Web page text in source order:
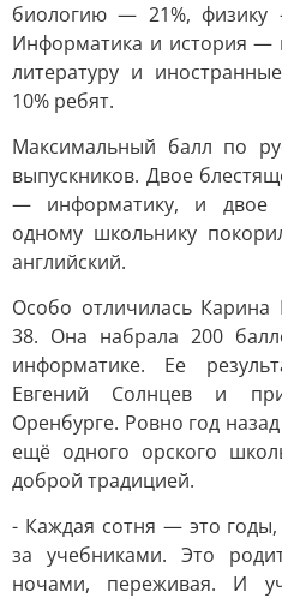
биологию — 21%,
Информатика и история —
литературу и
10% ребят.
Максимальный балл по
выпускников. Двое
— информатику, и двое
одному школьнику
английский.
Особо отличилась
38. Она набрала 200
информатике. Ее
Евгений Солнцев и
Оренбурге. Ровно год
ещё одного орского
доброй традицией.
- Каждая сотня — это
за учебниками. Это
ночами, переживая. И